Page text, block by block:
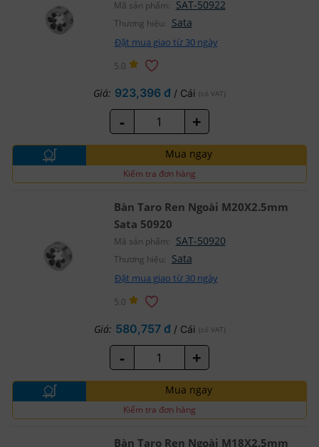
Mã sản phẩm: SAT-50922
Thương hiệu: Sata
Đặt mua giao từ 30 ngày
5.0
Giá: 923,396 đ / Cái (có VAT)
- +
Mua ngay
Kiểm tra đơn hàng
Bàn Taro Ren Ngoài M20X2.5mm
Sata 50920
Mã sản phẩm: SAT-50920
Thương hiệu: Sata
Đặt mua giao từ 30 ngày
5.0
Giá: 580,757 đ / Cái (có VAT)
- +
Mua ngay
Kiểm tra đơn hàng
Bàn Taro Ren Ngoài M18X2.5mm